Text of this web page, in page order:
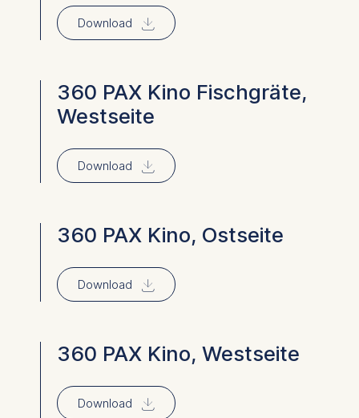
Download ⇓
360 PAX Kino Fischgräte,
Westseite
Download ⇓
360 PAX Kino, Ostseite
Download ⇓
360 PAX Kino, Westseite
Download ⇓